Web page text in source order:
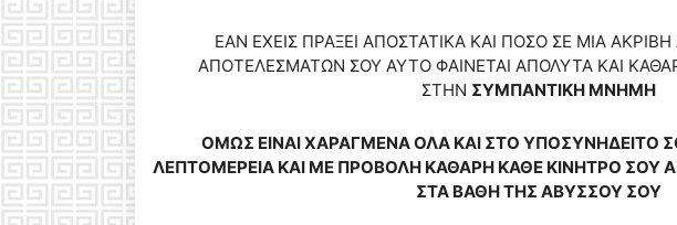
ΕΑΝ ΕΧΕΙΣ ΠΡΑΞΕΙ ΑΠΟΣΤΑΤΙΚΑ ΚΑΙ ΠΟΣΟ ΣΕ ΜΙΑ
ΑΠΟΤΕΛΕΣΜΑΤΩΝ ΣΟΥ ΑΥΤΟ ΦΑΙΝΕΤΑΙ ΑΠΟΛΥΤΑ ΚΑΙ
ΣΤΗΝ ΣΥΜΠΑΝΤΙΚΗ ΜΝΗΜΗ
ΟΜΩΣ ΕΙΝΑΙ ΧΑΡΑΓΜΕΝΑ ΟΛΑ ΚΑΙ ΣΤΟ ΥΠΟΣΥΝΗΔΕΙΤΟ
ΛΕΠΤΟΜΕΡΕΙΑ ΚΑΙ ΜΕ ΠΡΟΒΟΛΗ ΚΑΘΑΡΗ ΚΑΘΕ ΚΙΝΗΤΡΟ ΣΟΥ
ΣΤΑ ΒΑΘΗ ΤΗΣ ΑΒΥΣΣΟΥ ΣΟΥ